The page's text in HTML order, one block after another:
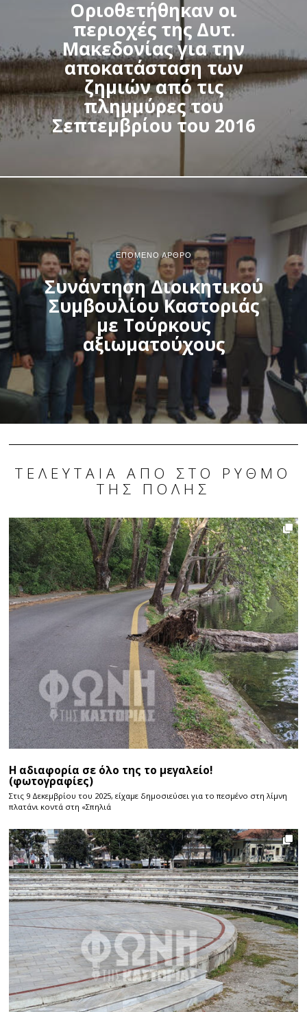
Οριοθετήθηκαν οι
περιοχές της Δυτ.
Μακεδονίας για την
αποκατάσταση των
ζημιών από τις
πλημμύρες του
Σεπτεμβρίου του 2016
ΕΠΌΜΕΝΟ ΆΡΘΡΟ
Συνάντηση Διοικητικού
Συμβουλίου Καστοριάς
με Τούρκους
αξιωματούχους
ΤΕΛΕΥΤΑΊΑ ΑΠΌ ΣΤΟ ΡΥΘΜΌ
ΤΗΣ ΠΌΛΗΣ
Η αδιαφορία σε όλο της το μεγαλείο!
(φωτογραφίες)
Στις 9 Δεκεμβρίου του 2025, είχαμε δημοσιεύσει για το πεσμένο στη λίμνη
πλατάνι κοντά στη «Σπηλιά